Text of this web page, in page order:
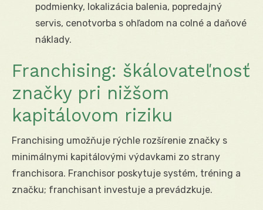
podmienky, lokalizácia balenia, popredajný
servis, cenotvorba s ohľadom na colné a daňové
náklady.
Franchising: škálovateľnosť
značky pri nižšom
kapitálovom riziku
Franchising umožňuje rýchle rozšírenie značky s
minimálnymi kapitálovými výdavkami zo strany
franchisora. Franchisor poskytuje systém, tréning a
značku; franchisant investuje a prevádzkuje.